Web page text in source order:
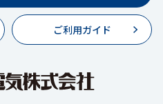
ご利用ガイド